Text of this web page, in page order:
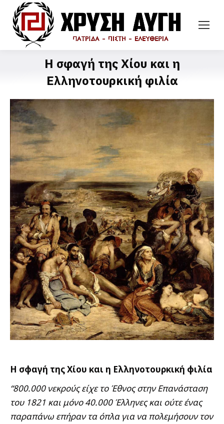
Η σφαγή της Χίου και η
Ελληνοτουρκική φιλία
Η σφαγή της Χίου και η Ελληνοτουρκική φιλία
“800.000 νεκρούς είχε το Έθνος στην Επανάσταση
του 1821 και μόνο 40.000 Έλληνες και ούτε ένας
παραπάνω επήραν τα όπλα για να πολεμήσουν τον